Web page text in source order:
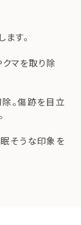
す。
クマを取り除
。傷跡を目立
そうな印象を